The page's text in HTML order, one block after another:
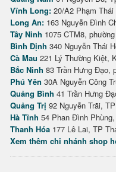
Vĩnh Long: 20/A2 Phạm
Long An: 163 Nguyễn Đình
Tây Ninh 1075 CTM8,
Bình Định 340 Nguyễn Thái
Cà Mau 221 Lý Thường Kiệt,
Bắc Ninh 83 Trần Hưng Đạo,
Phú Yên 30A Nguyễn Công
Quảng Bình 41 Trần Hưng
Quảng Trị 92 Nguyễn Trãi,
Hà Tĩnh 54 Phan Đình
Thanh Hóa 177 Lê Lai, TP
Xem thêm chi nhánh shop